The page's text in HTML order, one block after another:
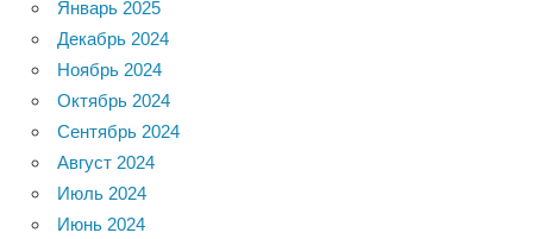
Январь 2025
Декабрь 2024
Ноябрь 2024
Октябрь 2024
Сентябрь 2024
Август 2024
Июль 2024
Июнь 2024